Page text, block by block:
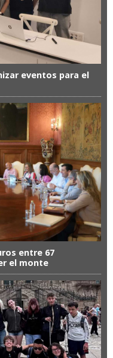
eventos para el
entre 67
el monte